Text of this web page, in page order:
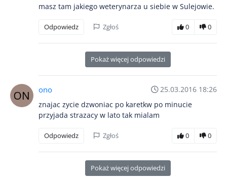
masz tam jakiego weterynarza u siebie w Sulejowie.
Odpowiedz Zgłoś 0 0
Pokaż więcej odpowiedzi
ono
25.03.2016 18:26
znajac zycie dzwoniac po karetkw po minucie
przyjada strazacy w lato tak mialam
Odpowiedz Zgłoś 0 0
Pokaż więcej odpowiedzi